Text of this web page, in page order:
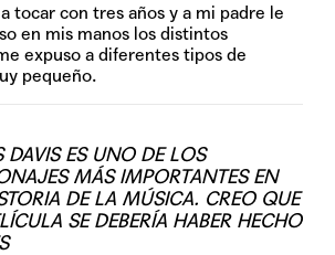
tocar con tres años y a mi padre le
en mis manos los distintos
expuso a diferentes tipos de
pequeño.
DAVIS ES UNO DE LOS
MÁS IMPORTANTES EN
DE LA MÚSICA. CREO QUE
SE DEBERÍA HABER HECHO